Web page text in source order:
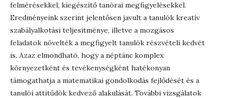
felmérésekkel, kiegészítő tanórai megfigyelésekkel.
Eredményeink szerint jelentősen javult a tanulók kreatív
szabályalkotási teljesítménye, illetve a mozgásos
feladatok növelték a megfigyelt tanulók részvételi kedvét
is. Azaz elmondható, hogy a néptánc komplex
környezetként és tevékenységként hatékonyan
támogathatja a matematikai gondolkodás fejlődését és a
tanulói attitűdök kedvező alakulását. További vizsgálatok